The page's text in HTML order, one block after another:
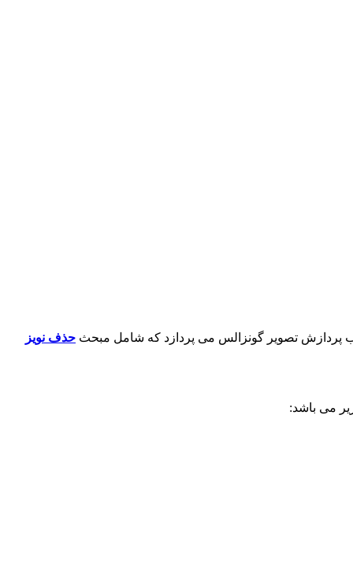
پردازش تصویر گونزالس می پردازد که شامل مبحث حذف نویز
می باشد: